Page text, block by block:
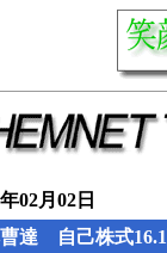
02月02日
曹達 自己株式